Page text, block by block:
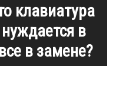
клавиатура
в
в замене?